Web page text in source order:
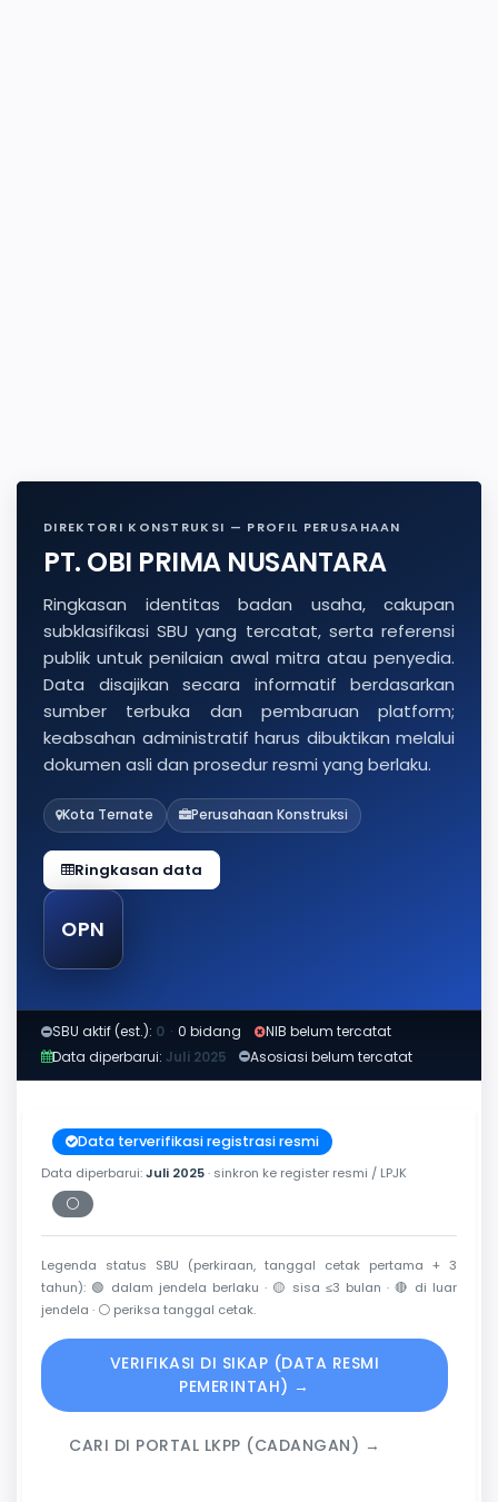
DIREKTORI KONSTRUKSI — PROFIL PERUSAHAAN
PT. OBI PRIMA NUSANTARA
Ringkasan identitas badan usaha, cakupan
subklasifikasi SBU yang tercatat, serta referensi
publik untuk penilaian awal mitra atau penyedia.
Data disajikan secara informatif berdasarkan
sumber terbuka dan pembaruan platform;
keabsahan administratif harus dibuktikan melalui
dokumen asli dan prosedur resmi yang berlaku.
Kota Ternate Perusahaan Konstruksi
Ringkasan data
OPN
SBU aktif (est.): 0 · 0 bidang
NIB belum tercatat
Data diperbarui: Juli 2025 Asosiasi belum tercatat
Data terverifikasi registrasi resmi
Data diperbarui:Juli 2025· sinkron ke register resmi / LPJK
⚪
Periksa tanggal cetak
Legenda status SBU (perkiraan, tanggal cetak pertama + 3
tahun): 🟢 dalam jendela berlaku · 🟡 sisa ≤3 bulan · 🔴 di luar
jendela · ⚪ periksa tanggal cetak.
VERIFIKASI DI SIKAP (DATA RESMI
PEMERINTAH) →
CARI DI PORTAL LKPP (CADANGAN) →